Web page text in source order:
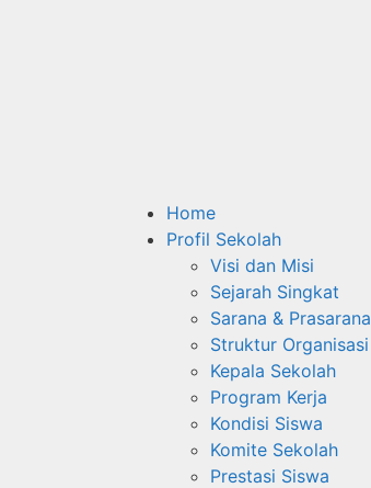
Home
Profil Sekolah
Visi dan Misi
Sejarah Singkat
Sarana & Prasarana
Struktur Organisasi
Kepala Sekolah
Program Kerja
Kondisi Siswa
Komite Sekolah
Prestasi Siswa